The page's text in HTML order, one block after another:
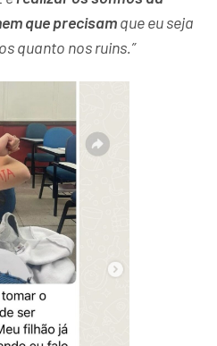
que precisamque eu seja
quanto nos ruins.”